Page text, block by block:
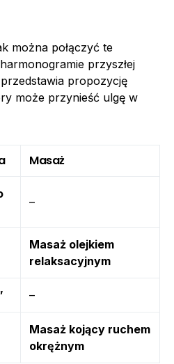
można połączyć te
przyszłej
propozycję
może przynieść ulgę w
Masaż
–
Masaż olejkiem
relaksacyjnym
–
Masaż kojący ruchem
okrężnym